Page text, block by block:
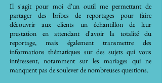
Il s'agit pour moi d'un outil me permettant de
partager des bribes de reportages pour faire
découvrir aux clients un échantillon de leur
prestation en attendant d'avoir la totalité du
reportage, mais également transmettre des
informations thématiques sur des sujets qui vous
intéressent, notamment sur les mariages qui ne
manquent pas de soulever de nombreuses questions.